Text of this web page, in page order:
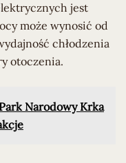
jest
może wynosić od
chłodzenia
otoczenia.
Narodowy Krka